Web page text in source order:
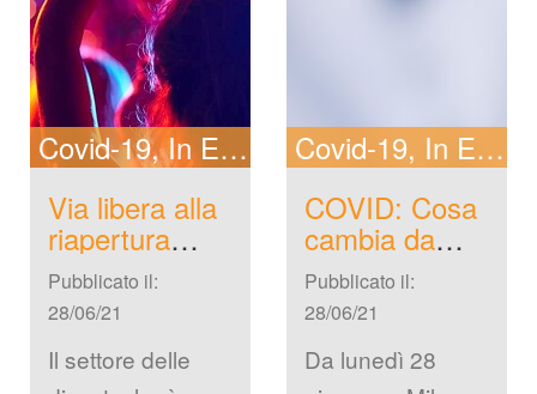
Covid-19 In Evidenza
New
Via libera alla
riapertura
delle
Discoteche in
Italia
Pubblicato il:
28/06/21
Il settore delle
Covid-19 In Evidenza
COVID: Cosa
cambia da
lunedì 28
Giugno con le
mascherine?
Pubblicato il:
28/06/21
Da lunedì 28